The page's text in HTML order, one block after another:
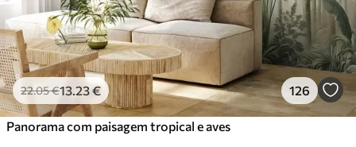
22.05€13 .23€ 126
Panorama com paisagem tropical e aves